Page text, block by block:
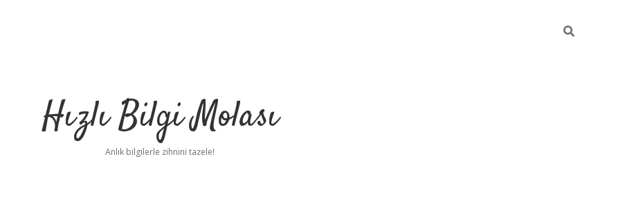
Hızlı Bilgi Molası
Anlık bilgilerle zihnini tazele!